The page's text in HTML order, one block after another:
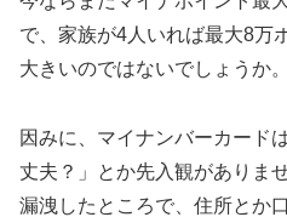
で、家族が4人いれば最大8万
大きいのではないでしょうか。
因みに、マイナンバーカード
丈夫？」とか先入観がありま
漏洩したところで、住所とか